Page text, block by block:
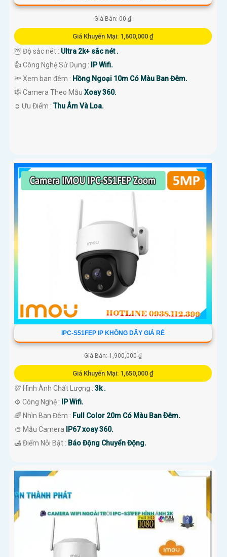
Giá Bán: 00 ₫
Giá Khuyến Mại: 1,600,000 ₫
🦉 Độ sắc nét : Ultra 2k+ sắc nét .
👍 Công Nghệ Sử Dụng :
IP Wifi.
🔦 Xem ban đêm : Hồng Ngoại 10m Có Màu Ban Đêm.
🎼️ Camera Theo Mẫu Xoay 360.
️➲ Ưu Điểm :Thu Âm Và Loa.
IPC-S51FEP IP KHÔNG DÂY GIÁ RẺ
Giá Bán: 1,900,000 ₫
Giá Khuyến Mại: 1,650,000 ₫
💯 Hình Ành Chất Lượng : 3k .
⚙ Công Nghệ :
IP Wifi.
🌈 Nhìn Ban Đêm : Full Color 20m Có Màu Ban Ðêm.
🎨 Mẫu Camera
IP67 xoay 360.
️🛃 Điểm Nỗi Bật : Báo Động Chuyển Động.